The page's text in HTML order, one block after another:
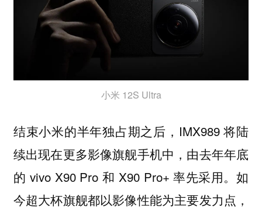
小米 12S Ultra
结束小米的半年独占期之后，IMX989 将陆
续出现在更多影像旗舰手机中，由去年年底
的 vivo X90 Pro 和 X90 Pro+ 率先采用。如
今超大杯旗舰都以影像性能为主要发力点，